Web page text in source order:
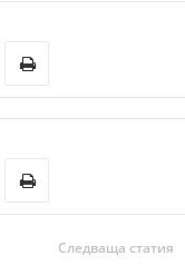
Следваща статия